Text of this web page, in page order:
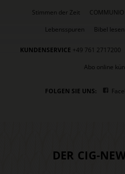
Stimmen der Zeit
COMMUNIO
Lebensspuren
Bibel lesen
KUNDENSERVICE +49 761 2717200
Abo online
FOLGEN SIE UNS:
DER CIG-